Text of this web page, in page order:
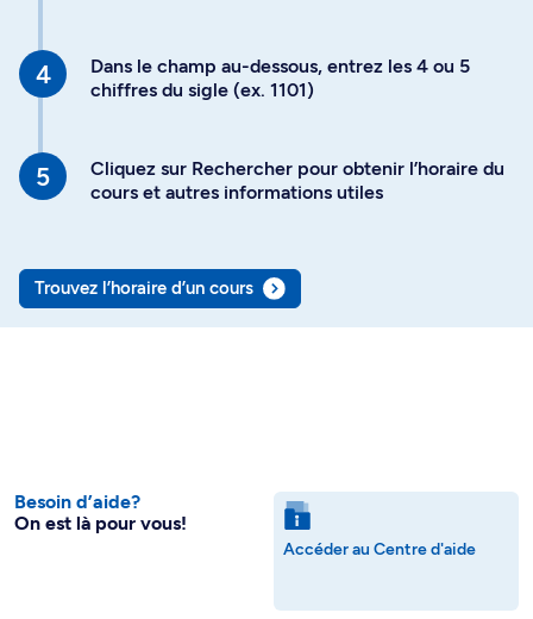
Dans le champ au-dessous, entrez les 4 ou 5
chiffres du sigle (ex. 1101)
Cliquez sur Rechercher pour obtenir l’horaire du
cours et autres informations utiles
Trouvez l’horaire d’un cours
Besoin d’aide?
On est là pour vous!
Accéder au Centre d'aide